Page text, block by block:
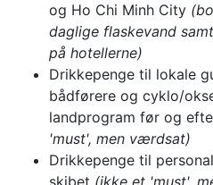
og Ho Chi Minh City
daglige flaskevand
på hotellerne)
Drikkepenge til lokale
bådførere og cyklo/
landprogram før og
'must', men værdsat)
Drikkepenge til